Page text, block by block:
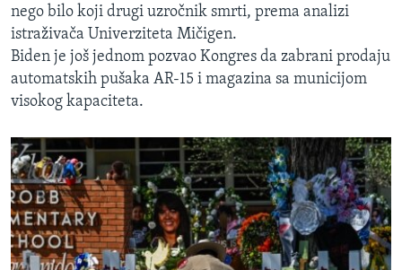
nego bilo koji drugi uzročnik smrti, prema analizi
istraživača Univerziteta Mičigen.
Biden je još jednom pozvao Kongres da zabrani prodaju
automatskih pušaka AR-15 i magazina sa municijom
visokog kapaciteta.